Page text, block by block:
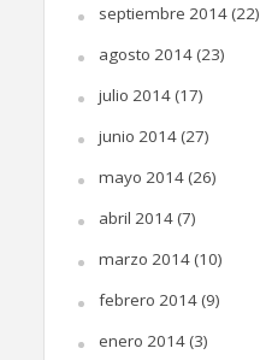
septiembre 2014(22)
agosto 2014(23)
julio 2014(17)
junio 2014(27)
mayo 2014(26)
abril 2014(7)
marzo 2014(10)
febrero 2014(9)
enero 2014(3)